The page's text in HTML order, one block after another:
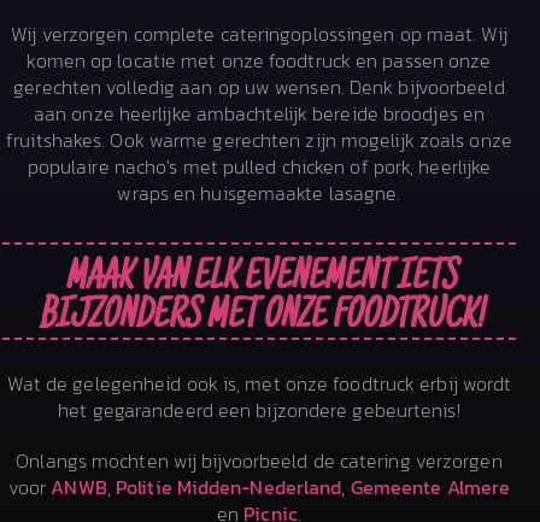
Wij verzorgen complete cateringoplossingen op maat. Wij
komen op locatie met onze foodtruck en passen onze
gerechten volledig aan op uw wensen. Denk bijvoorbeeld
aan onze heerlijke ambachtelijk bereide broodjes en
fruitshakes. Ook warme gerechten zijn mogelijk zoals onze
populaire nacho's met pulled chicken of pork, heerlijke
wraps en huisgemaakte lasagne.
MAAK VAN ELK EVENEMENT IETS
BIJZONDERS MET ONZE FOODTRUCK!
Wat de gelegenheid ook is, met onze foodtruck erbij wordt
het gegarandeerd een bijzondere gebeurtenis!
Onlangs mochten wij bijvoorbeeld de catering verzorgen
voorANWB, Politie Midden-Nederland, Gemeente Almere
en Picnic.